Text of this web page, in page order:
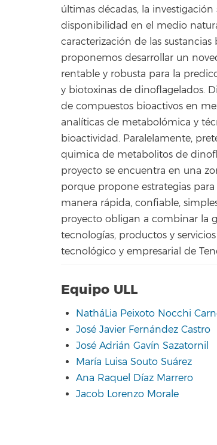
últimas décadas, la
disponibilidad en el medio
caracterización de las sustancias
proponemos desarrollar un
rentable y robusta para la
y biotoxinas de dinoflagelados.
de compuestos bioactivos en
analíticas de metabolómica y
bioactividad. Paralelamente,
quimica de metabolitos de
proyecto se encuentra en una
porque propone estrategias
manera rápida, confiable,
proyecto obligan a combinar la
tecnologías, productos y
tecnológico y empresarial de
Equipo ULL
NatháLia Peixoto Nocchi
José Javier Fernández Castro
José Adrián Gavín Sazatornil
María Luisa Souto Suárez
Ana Raquel Díaz Marrero
Jacob Lorenzo Morale